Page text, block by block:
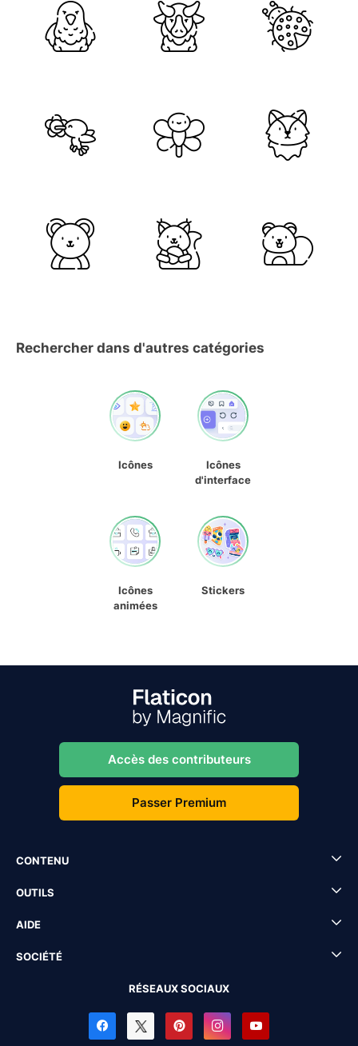
Rechercher dans d'autres catégories
Icônes
Icônes
d'interface
Icônes
animées
Stickers
Accès des contributeurs
Passer Premium
CONTENU
OUTILS
AIDE
SOCIÉTÉ
RÉSEAUX SOCIAUX